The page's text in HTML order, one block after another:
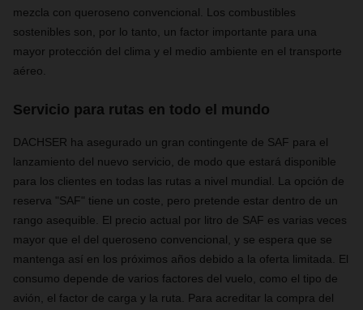
mezcla con queroseno convencional. Los combustibles
sostenibles son, por lo tanto, un factor importante para una
mayor protección del clima y el medio ambiente en el transporte
aéreo.
Servicio para rutas en todo el mundo
DACHSER ha asegurado un gran contingente de SAF para el
lanzamiento del nuevo servicio, de modo que estará disponible
para los clientes en todas las rutas a nivel mundial. La opción de
reserva "SAF" tiene un coste, pero pretende estar dentro de un
rango asequible. El precio actual por litro de SAF es varias veces
mayor que el del queroseno convencional, y se espera que se
mantenga así en los próximos años debido a la oferta limitada. El
consumo depende de varios factores del vuelo, como el tipo de
avión, el factor de carga y la ruta. Para acreditar la compra del